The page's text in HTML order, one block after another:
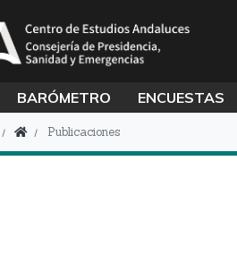
BARÓMETRO ENCUESTAS
Publicaciones